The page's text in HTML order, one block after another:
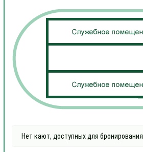
Нет кают, доступных для бронирования